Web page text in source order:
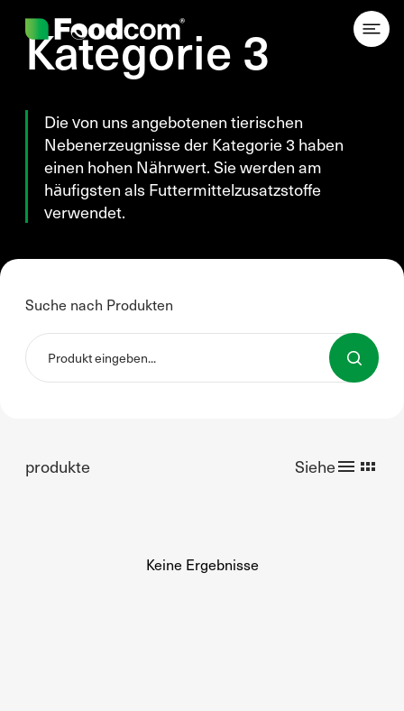
Kategorie 3
Die von uns angebotenen tierischen
Nebenerzeugnisse der Kategorie 3 haben
einen hohen Nährwert. Sie werden am
häufigsten als Futtermittelzusatzstoffe
verwendet.
Suche nach Produkten
produkte Siehe
Keine Ergebnisse